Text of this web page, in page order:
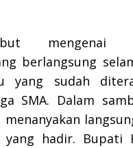
mengenai
berlangsung
yang sudah
SMA. Dalam
hadir. Bupati